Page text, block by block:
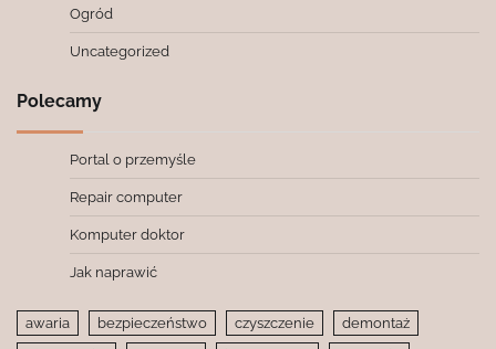
Ogród
Uncategorized
Polecamy
Portal o przemyśle
Repair computer
Komputer doktor
Jak naprawić
awaria bezpieczeństwo czyszczenie
demontaż